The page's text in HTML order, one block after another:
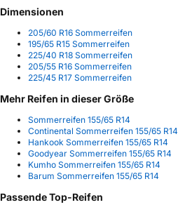
Dimensionen
205/60 R16 Sommerreifen
195/65 R15 Sommerreifen
225/40 R18 Sommerreifen
205/55 R16 Sommerreifen
225/45 R17 Sommerreifen
Mehr Reifen in dieser Größe
Sommerreifen 155/65 R14
Continental Sommerreifen 155/65 R14
Hankook Sommerreifen 155/65 R14
Goodyear Sommerreifen 155/65 R14
Kumho Sommerreifen 155/65 R14
Barum Sommerreifen 155/65 R14
Passende Top-Reifen